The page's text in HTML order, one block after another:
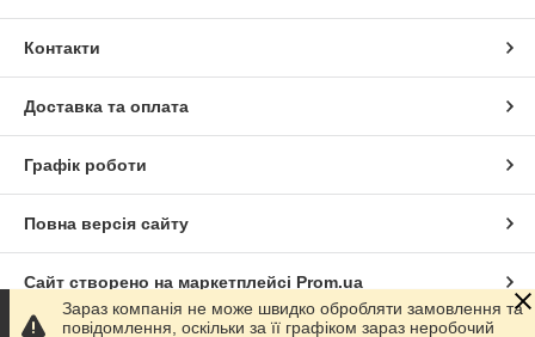
Контакти
Доставка та оплата
Графік роботи
Повна версія сайту
Сайт створено на маркетплейсі Prom.ua
Зараз компанія не може швидко обробляти замовлення та
повідомлення, оскільки за її графіком зараз неробочий